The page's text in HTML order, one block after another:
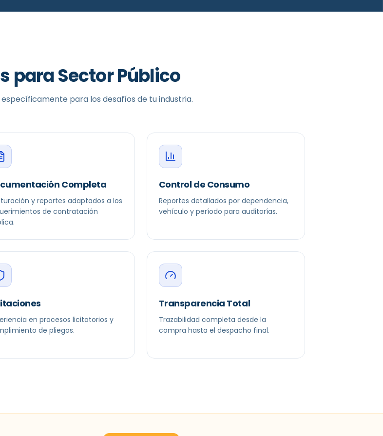
paraSector Público
específicamente para los desafíos de tu industria.
Completa
y reportes adaptados a los
de contratación
Control de Consumo
Reportes detallados por dependencia,
vehículo y período para auditorías.
en procesos licitatorios y
de pliegos.
Transparencia Total
Trazabilidad completa desde la
compra hasta el despacho final.